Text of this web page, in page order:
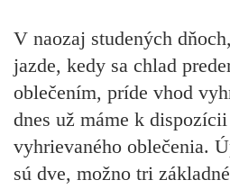
V naozaj studených
jazde, kedy sa chlad
oblečením, príde vhod
dnes už máme k
vyhrievaného oblečenia.
sú dve, možno tri